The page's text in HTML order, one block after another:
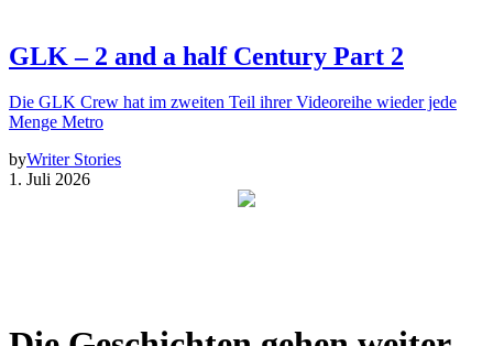
GLK – 2 and a half Century Part 2
Die GLK Crew hat im zweiten Teil ihrer Videoreihe wieder jede
Menge Metro
byWriter Stories
1. Juli 2026